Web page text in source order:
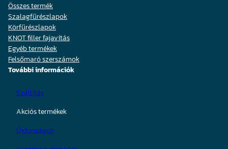
Összes termék
Szalagfűrészlapok
Körfűrészlapok
KNOT filler fajavítás
Egyéb termékek
Felsőmaró szerszámok
További információk
Szállítás
Akciós termékek
Újdonságok